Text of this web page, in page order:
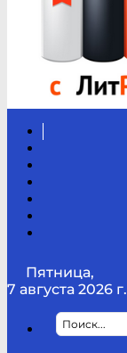
Пятница,
7 августа 2026 г.